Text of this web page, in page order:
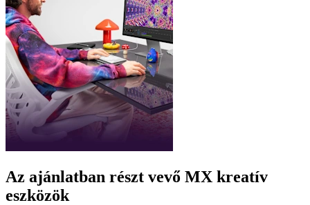
Az ajánlatban részt vevő MX kreatív
eszközök